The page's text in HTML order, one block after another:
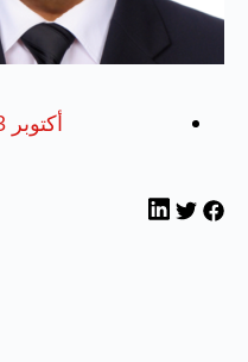
أكتوبر 3, 2025